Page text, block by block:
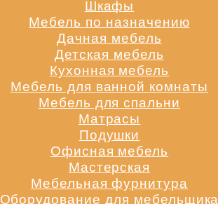
Шкафы
Мебель по назначению
Дачная мебель
Детская мебель
Кухонная мебель
Мебель для ванной комнаты
Мебель для спальни
Матрасы
Подушки
Офисная мебель
Мастерская
Мебельная фурнитура
Оборудование для мебельщика